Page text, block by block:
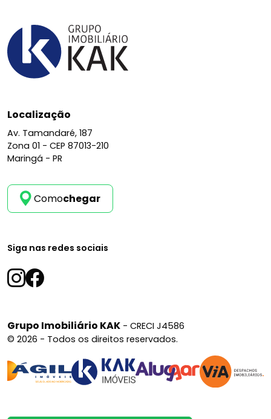
Localização
Av. Tamandaré, 187
Zona 01 - CEP 87013-210
Maringá - PR
Comochegar
Siga nas redes sociais
Grupo Imobiliário KAK - CRECI J4586
© 2026 - Todos os direitos reservados.